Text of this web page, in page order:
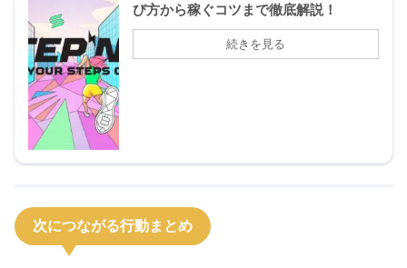
び方から稼ぐコツまで徹底解説！
次につながる行動まとめ